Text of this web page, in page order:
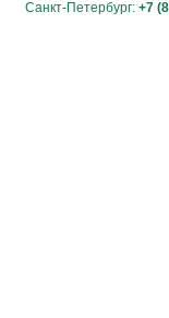
Санкт-Петербург: +7